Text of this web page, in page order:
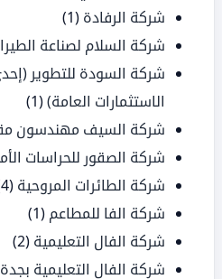
شركة الرفادة (1)
شركة السلام لصناعة
شركة السودة للتطوير
الاستثمارات العامة)(1)
شركة السيف مهندسون
شركة الصقور للحراسات
شركة الطائرات المروحية (4)
شركة الفا للمطاعم (1)
شركة الفال التعليمية (2)
شركة الفال التعليمية بجدة